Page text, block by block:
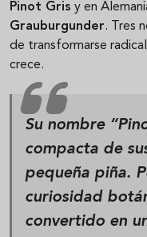
Pinot Gris y en
Grauburgunder. Tres
de transformarse
crece.
Su nombre
compacta de
pequeña piña.
curiosidad
convertido en